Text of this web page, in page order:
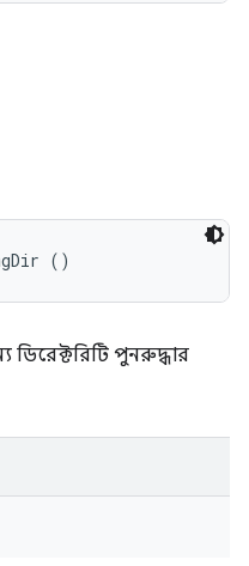
()
ডিরেক্টরিটি পুনরুদ্ধার